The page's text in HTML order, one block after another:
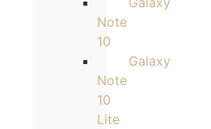
Note
10
Galaxy
Note
10
Lite